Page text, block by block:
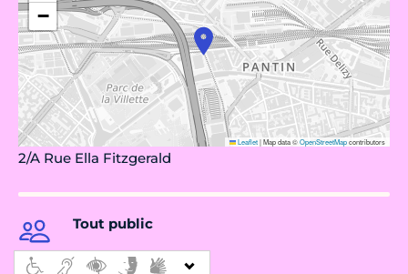
−
Leaflet|Map data ©OpenStreetMapcontributors
2/A Rue Ella Fitzgerald
Tout public